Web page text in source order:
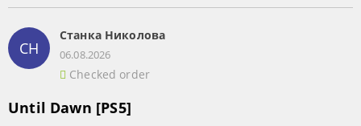
СН
Станка Николова
06.08.2026
Checked order
Until Dawn [PS5]